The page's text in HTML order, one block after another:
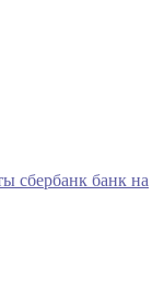
сбербанк банк на